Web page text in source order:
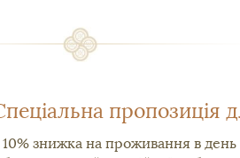
пропозиція
знижка на проживання в день